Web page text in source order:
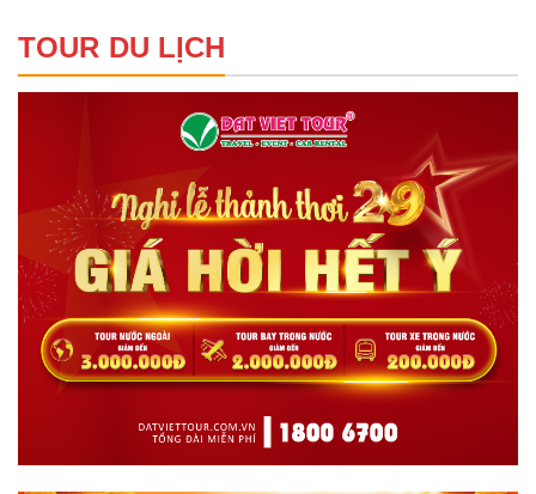
TOUR DU LỊCH